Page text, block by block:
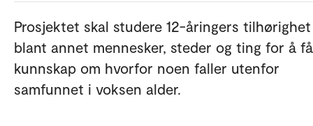
Prosjektet skal studere 12-åringers
blant annet mennesker, steder og ting for å få
kunnskap om hvorfor noen faller utenfor
samfunnet i voksen alder.